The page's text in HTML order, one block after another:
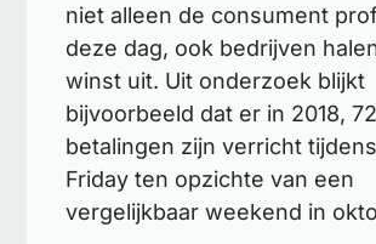
niet alleen de consument
deze dag, ook bedrijven
winst uit. Uit onderzoek blijkt
bijvoorbeeld dat er in 2018,
betalingen zijn verricht
Friday ten opzichte van een
vergelijkbaar weekend in